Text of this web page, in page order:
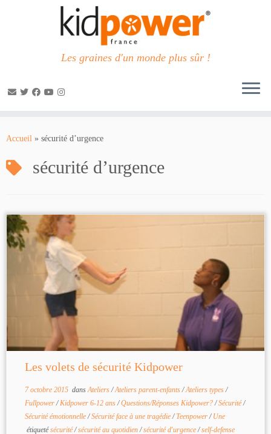
Les graines d'un monde plus sûr !
Accueil » sécurité d’urgence
sécurité d’urgence
Les volets de sécurité Kidpower
7 octobre 2015dansAteliers/Ateliers parent-enfants/Ateliers types/
Fullpower/Kidpower 6-12 ans/Questions/Réponses Kidpower?/Sécurité/
Sécurité émotionnelle/Sécurité face à une tragédie/Teenpower/ Une
étiquetésécurité/sécurité au quotidien/sécurité d'urgence/self-defense